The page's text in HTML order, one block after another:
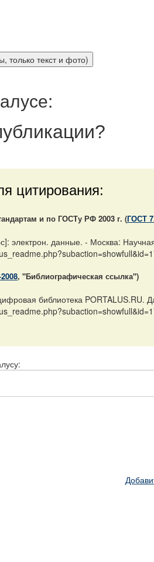
?
цитирования:
и по ГОСТу РФ 2003 г. (ГОСТ
данные. - Москва:
, "Библиографическая ссылка")
библиотека PORTALUS.RU.